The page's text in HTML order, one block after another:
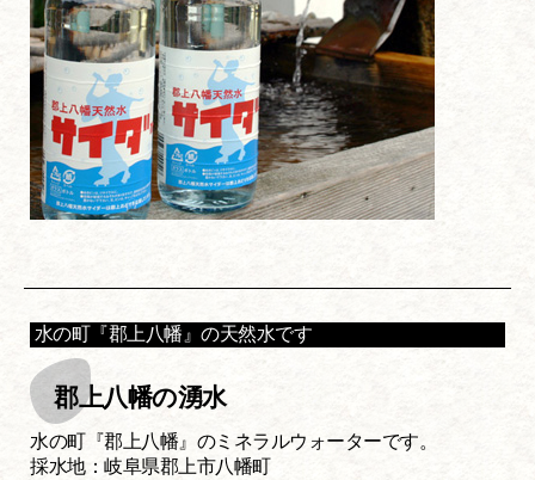
水の町『郡上八幡』の天然水です
郡上八幡の湧水
水の町『郡上八幡』のミネラルウォーターです。
採水地：岐阜県郡上市八幡町